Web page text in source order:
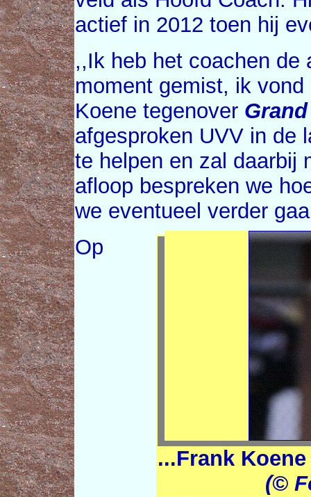
actief in 2012 toen hij
,,Ik heb het coachen de
moment gemist, ik
Koene tegenover
afgesproken UVV in de
te helpen en zal daarbij
afloop bespreken we
we eventueel verder
...Frank
(©
Op